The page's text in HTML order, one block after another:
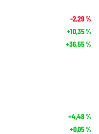
-2,29%
+10,35%
+36,55%
+4,48%
+0,05%